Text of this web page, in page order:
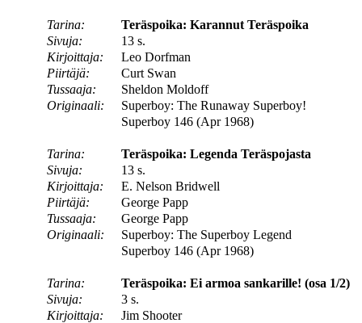
Tarina:
Teräspoika: Karannut Teräspoika
Sivuja:
13 s.
Kirjoittaja:
Leo Dorfman
Piirtäjä:
Curt Swan
Tussaaja:
Sheldon Moldoff
Originaali:
Superboy: The Runaway Superboy!
Superboy 146 (Apr 1968)
Tarina:
Teräspoika: Legenda Teräspojasta
Sivuja:
13 s.
Kirjoittaja:
E. Nelson Bridwell
Piirtäjä:
George Papp
Tussaaja:
George Papp
Originaali:
Superboy: The Superboy Legend
Superboy 146 (Apr 1968)
Tarina:
Teräspoika: Ei armoa sankarille! (osa 1/2)
Sivuja:
3 s.
Kirjoittaja:
Jim Shooter